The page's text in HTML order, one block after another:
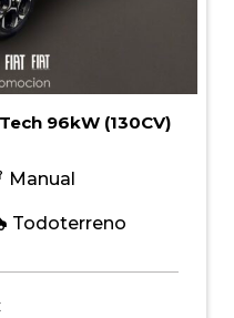
96kW (130CV)
Manual
Todoterreno